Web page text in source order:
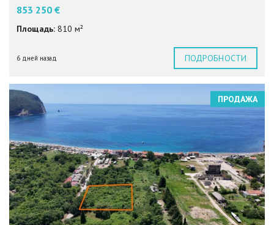
853 250 €
Площадь: 810 м²
6 дней назад ПОДРОБНОСТИ
ПРОДАЖА